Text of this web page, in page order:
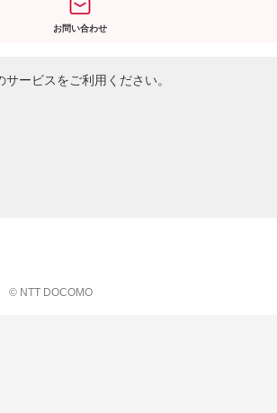
お問い合わせ
サービスをご利用ください。
© NTT DOCOMO